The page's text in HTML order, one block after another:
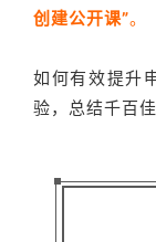
创建公开课”。
如何有效提升
验，总结千百